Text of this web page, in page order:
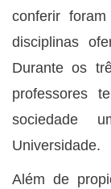
conferir
disciplinas
Durante os
professores
sociedade
Universidade.
Além de